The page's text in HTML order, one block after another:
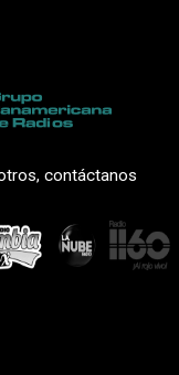
contáctanos